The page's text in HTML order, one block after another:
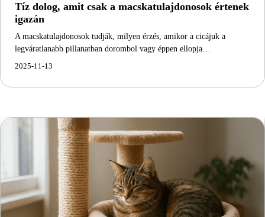
Tíz dolog, amit csak a macskatulajdonosok értenek
igazán
A macskatulajdonosok tudják, milyen érzés, amikor a cicájuk a
legváratlanabb pillanatban dorombol vagy éppen ellopja…
2025-11-13